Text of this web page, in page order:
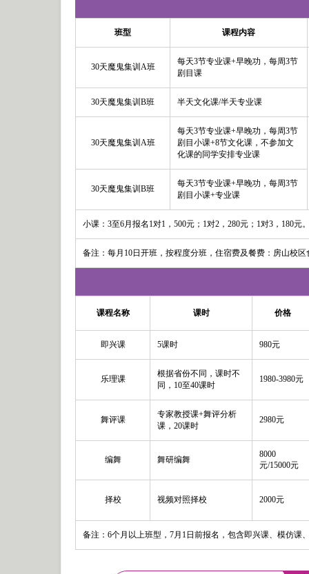
班型 课程内容
30天魔鬼集训A班
每天3节专业课+早晚功，每周3节
剧目课
30天魔鬼集训B班 半天文化课/半天专业课
30天魔鬼集训A班
每天3节专业课+早晚功，每周3节
剧目小课+8节文化课，不参加文
化课的同学安排专业课
30天魔鬼集训B班
每天3节专业课+早晚功，每周3节
剧目小课+专业课
小课：3至6月报名1对1，500元；1对2，280元；1对3，180元
备注：每月10日开班，按程度分班，住宿费及餐费：房山校
课程名称 课时 价格
即兴课 5课时 980元
乐理课
根据省份不同，课时不
同，10至40课时
1980-3980元
舞评课
专家教授课+舞评分析
课，20课时
2980元
编舞 舞研编舞
8000
元/15000元
择校 视频对照择校 2000元
备注：6个月以上班型，7月1日前报名，包含即兴课、模仿课